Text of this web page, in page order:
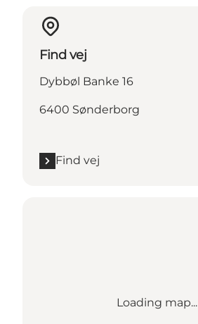
Find vej
Dybbøl Banke 16
6400 Sønderborg
Find vej
Loading map...